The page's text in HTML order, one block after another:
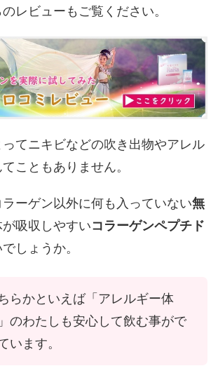
レビューもご覧ください。
てニキビなどの吹き出物やアレル
こともありません。
ーゲン以外に何も入っていない無
吸収しやすいコラーゲンペプチド
しょうか。
らかといえば「アレルギー体
のわたしも安心して飲む事がで
います。